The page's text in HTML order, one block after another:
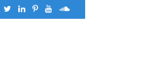
Niên tại Chùa Từ Liên | Chủ Nhật Ngày 8 Tháng 2